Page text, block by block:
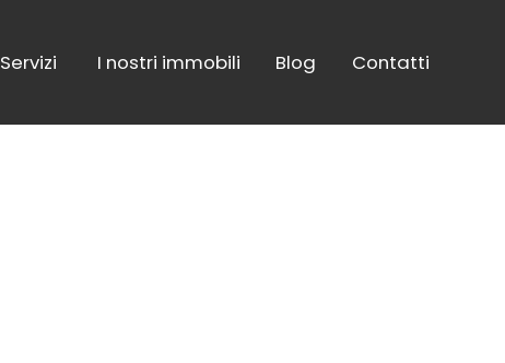
Servizi I nostri immobili Blog Contatti